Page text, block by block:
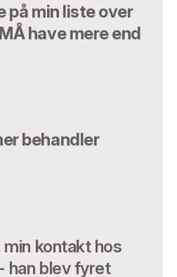
på min liste over
have mere end
behandler
kontakt hos
han blev fyret